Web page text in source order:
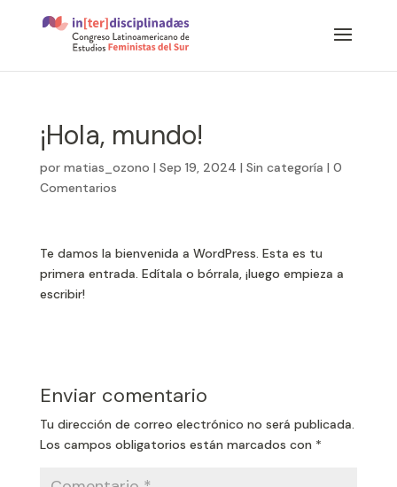
¡Hola, mundo!
por matias_ozono | Sep 19, 2024 | Sin categoría | 0
Comentarios
Te damos la bienvenida a WordPress. Esta es tu
primera entrada. Edítala o bórrala, ¡luego empieza a
escribir!
Enviar comentario
Tu dirección de correo electrónico no será publicada.
Los campos obligatorios están marcados con *